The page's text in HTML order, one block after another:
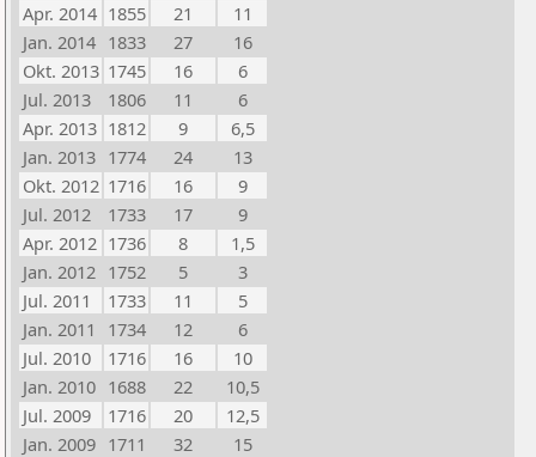
Apr. 2014 1855 21
11
Jan. 2014 1833 27
16
Okt. 2013 1745 16
6
Jul. 2013
1806 11
6
Apr. 2013 1812 9
6,5
Jan. 2013 1774 24
13
Okt. 2012 1716 16
9
Jul. 2012
1733 17
9
Apr. 2012 1736 8
1,5
Jan. 2012 1752 5
3
Jul. 2011
1733 11
5
Jan. 2011
1734 12
6
Jul. 2010
1716 16
10
Jan. 2010 1688 22
10,5
Jul. 2009
1716 20
12,5
Jan. 2009 1711 32
15